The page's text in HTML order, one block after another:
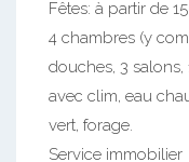
Fêtes: à partir de
4 chambres (y
douches, 3 salons,
avec clim, eau
vert, forage.
Service immobilier